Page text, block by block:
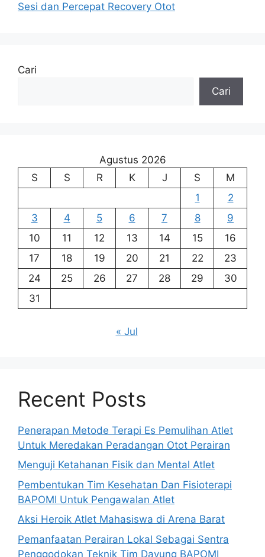
Sesi dan Percepat Recovery Otot
Cari
Cari
Agustus 2026
S
S R K J S
M
1
2
3
4 5 6 7 8
9
10
11 12 13 14 15
16
17
18 19 20 21 22
23
24
25 26 27 28 29
30
31
« Jul
Recent Posts
Penerapan Metode Terapi Es Pemulihan Atlet
Untuk Meredakan Peradangan Otot Perairan
Menguji Ketahanan Fisik dan Mental Atlet
Pembentukan Tim Kesehatan Dan Fisioterapi
BAPOMI Untuk Pengawalan Atlet
Aksi Heroik Atlet Mahasiswa di Arena Barat
Pemanfaatan Perairan Lokal Sebagai Sentra
Penggodokan Teknik Tim Dayung BAPOMI